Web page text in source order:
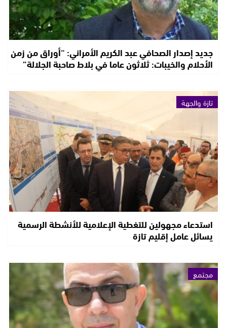
جديد إصدار الصحافي عبد الكريم الأمراني: “أوراق من زمن
الأحلام والخيبات: ثلاثون عاما في بلاط صاحبة الجلالة”
تازة والجهة
استدعاء مجهولين للتغطية الإعلامية للأنشطة الرسمية
يسائل عامل إقليم تازة
مجتمع